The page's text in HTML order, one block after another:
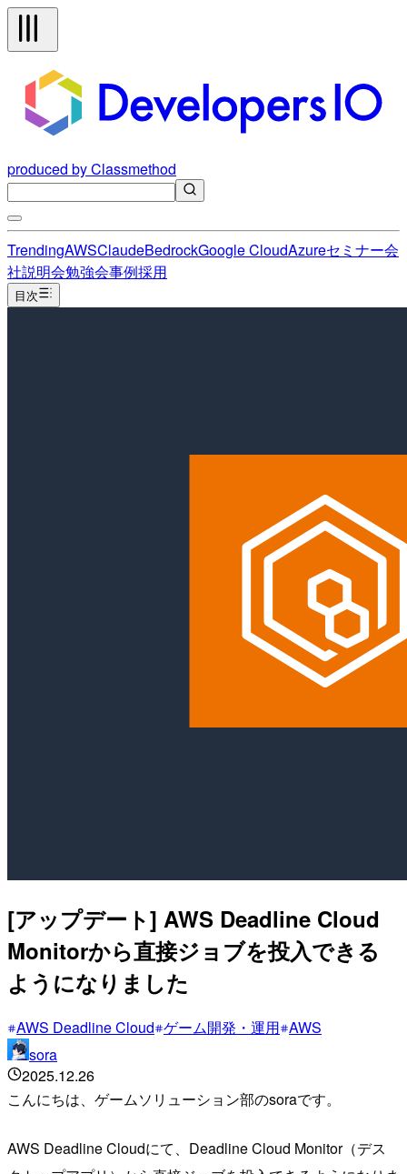
produced by Classmethod
TrendingAWSClaudeBedrockGoogle CloudAzureセミナー会
社説明会勉強会事例採用
目次
[アップデート] AWS Deadline Cloud
Monitorから直接ジョブを投入できる
ようになりました
AWS Deadline Cloud ゲーム開発・運用 AWS
sora
2025.12.26
こんにちは、ゲームソリューション部のsoraです。
AWS Deadline Cloudにて、Deadline Cloud Monitor（デス